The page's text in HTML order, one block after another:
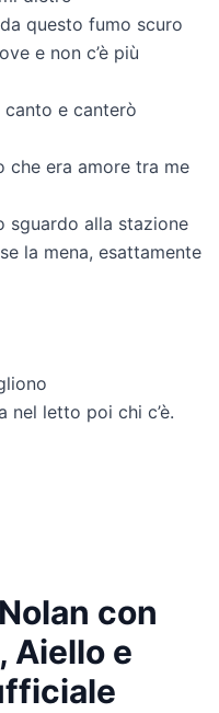
questo fumo scuro
e non c’è più
e canterò
che era amore tra me
sguardo alla stazione
la mena, esattamente
nel letto poi chi c’è.
con
Aiello e